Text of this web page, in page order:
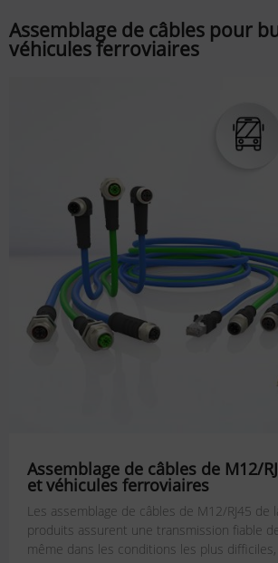
Assemblage de câbles pour
véhicules ferroviaires
Assemblage de câbles de M12/
et véhicules ferroviaires
Les assemblage de câbles de M12/RJ45 de
produits assurent une transmission fiable
même dans les conditions les plus